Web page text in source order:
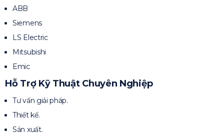
ABB
Siemens
LS Electric
Mitsubishi
Emic
Hỗ Trợ Kỹ Thuật Chuyên Nghiệp
Tư vấn giải pháp.
Thiết kế.
Sản xuất.